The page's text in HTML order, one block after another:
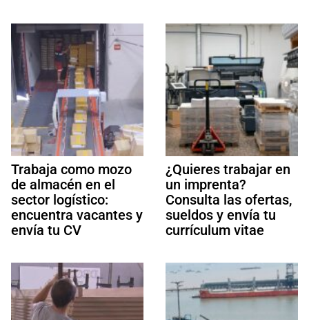
Trabaja como mozo
de almacén en el
sector logístico:
encuentra vacantes y
envía tu CV
¿Quieres trabajar en
un imprenta?
Consulta las ofertas,
sueldos y envía tu
currículum vitae